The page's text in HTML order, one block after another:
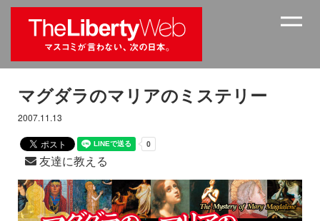
マグダラのマリアのミステリー
2007.11.13
友達に教える